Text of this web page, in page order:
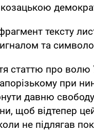
тексту
та
статтю про волю
при
давню
щоб відтепер
не підлягав